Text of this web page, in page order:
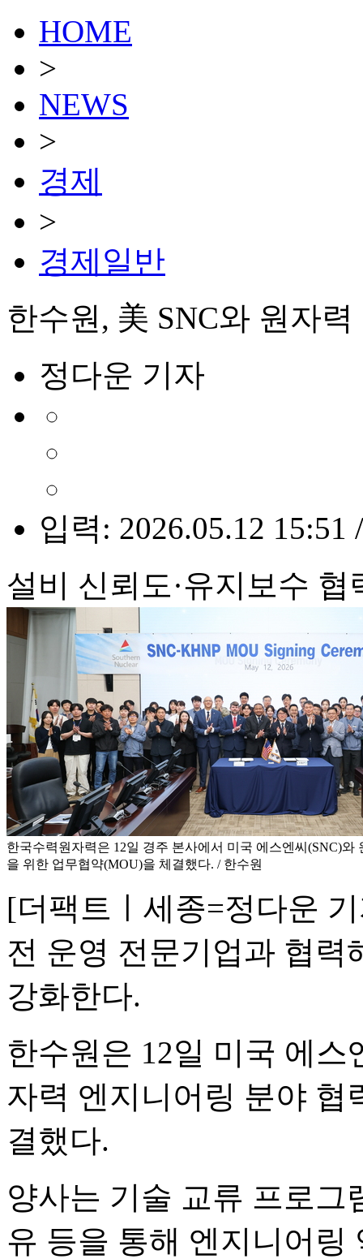
HOME
>
NEWS
>
경제
>
경제일반
한수원, 美 SNC와 원자
정다운 기자
입력: 2026.05.12 15:51
설비 신뢰도·유지보수
한국수력원자력은 12일 경주 본사에서 미국 에스엔씨(SNC)와
을 위한 업무협약(MOU)을 체결했다. / 한수원
[더팩트ㅣ세종=정다운
전 운영 전문기업과 협력
강화한다.
한수원은 12일 미국 에
자력 엔지니어링 분야 협
결했다.
양사는 기술 교류 프로그
유 등을 통해 엔지니어링